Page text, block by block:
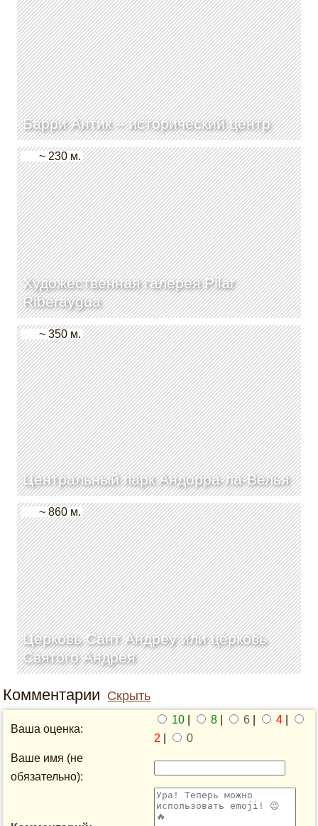
Барри Антик – исторический центр
Художественная галерея Pilar
Riberaygua
~ 230 м.
Центральный парк Андорра-ла-Велья
~ 350 м.
Церковь Сант Андреу или церковь
Святого Андрея
~ 860 м.
Комментарии Скрыть
Ваша оценка:
10 8 6 4
2
0
Ваше имя (не
обязательно):